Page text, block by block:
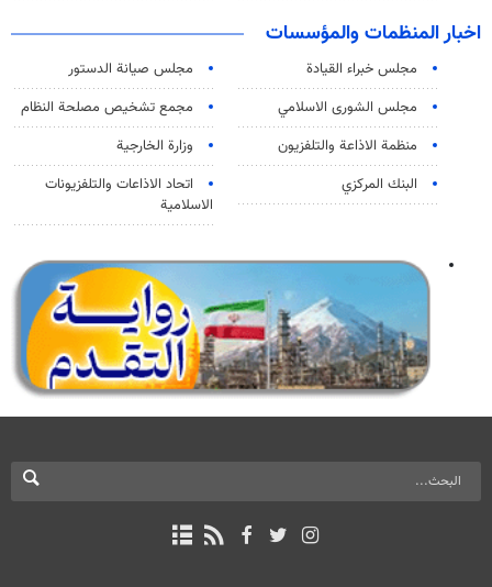
اخبار المنظمات والمؤسسات
مجلس خبراء القيادة
مجلس صيانة الدستور
مجلس الشورى الاسلامي
مجمع تشخيص مصلحة النظام
منظمة الاذاعة والتلفزیون
وزارة الخارجية
البنك المركزي
اتحاد الاذاعات والتلفزيونات
الاسلامية